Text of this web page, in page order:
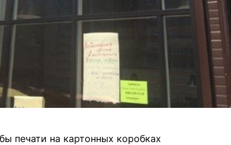
печати на картонных коробках